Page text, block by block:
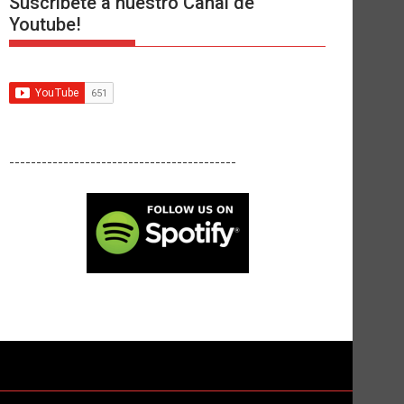
Youtube!
------------------------------------------